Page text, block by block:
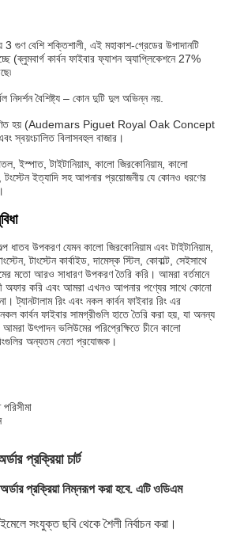
3 গুণ বেশি শক্তিশালী, এই মহাকাশ-গ্রেডের উপাদানটি
(ব্লুমবার্গ কার্বন ফাইবার ফ্যাশন অ্যাপ্লিকেশনে 27%
নিদর্শন বৈশিষ্ট্য – কোন দুটি দুল অভিন্ন নয়.
হয় (Audemars Piguet Royal Oak Concept
স্বয়ংচালিত বিলাসবহুল বাজার।
ইস্পাত, টাইটানিয়াম, কালো জিরকোনিয়াম, কালো
টংস্টেন ইত্যাদি সহ আপনার প্রয়োজনীয় যে কোনও ধরণের
ধাতব উপকরণ যেমন কালো জিরকোনিয়াম এবং টাইটানিয়াম,
টাংস্টেন কার্বাইড, দামেস্ক স্টিল, কোবাল্ট, সেইসাথে
মতো আরও সাধারণ উপকরণ তৈরি করি। আমরা বর্তমানে
অফার করি এবং আমরা এখনও আপনার পণ্যের সাথে কোনো
ট্যানটালাম রিং এবং নকল কার্বন ফাইবার রিং এর
কার্বন ফাইবার সামগ্রীগুলি হাতে তৈরি করা হয়, যা অনন্য
উৎপাদন ভলিউমের পরিপ্রেক্ষিতে চীনে কালো
অন্যতম নেতা প্রযোজক।
প্রক্রিয়া চার্ট
প্রক্রিয়া নিম্নরূপ করা হবে. এটি ওডিএম
সংযুক্ত ছবি থেকে শৈলী নির্বাচন করা।